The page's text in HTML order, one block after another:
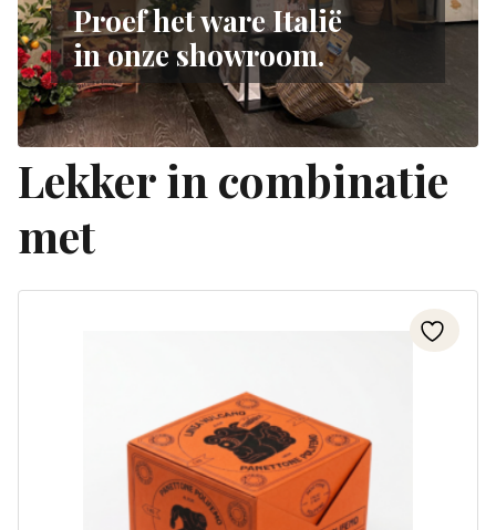
Proef het ware Italië
in onze showroom.
Lekker in combinatie
met